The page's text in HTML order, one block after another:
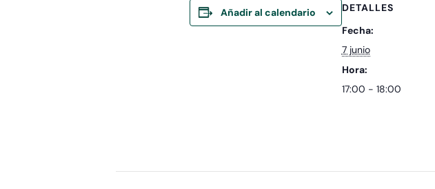
Añadir al calendario
DETALLES
Fecha:
7 junio
Hora:
17:00 - 18:00